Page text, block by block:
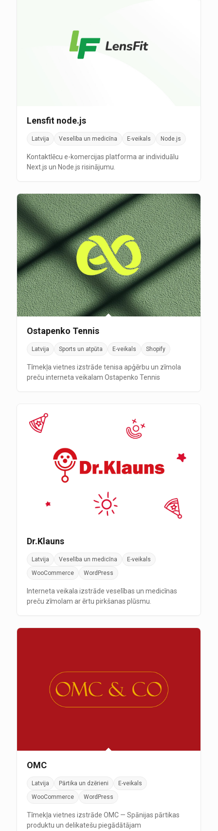
Lensfit node.js
Latvija Veselība un medicīna E-veikals Node.js
Kontaktlēcu e-komercijas platforma ar individuālu
Next.js un Node.js risinājumu.
Ostapenko Tennis
Latvija Sports un atpūta E-veikals Shopify
Tīmekļa vietnes izstrāde tenisa apģērbu un zīmola
preču interneta veikalam Ostapenko Tennis
Dr.Klauns
Latvija Veselība un medicīna
E-veikals
WooCommerce
WordPress
Interneta veikala izstrāde veselības un medicīnas
preču zīmolam ar ērtu pirkšanas plūsmu.
OMC
Latvija Pārtika un dzērieni
E-veikals
WooCommerce
WordPress
Tīmekļa vietnes izstrāde OMC — Spānijas pārtikas
produktu un delikatešu piegādātājam